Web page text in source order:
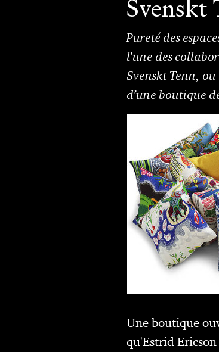
Svenskt
Pureté des
l'une des
Svenskt Tenn,
d’une boutique
Une boutique
qu'Estrid